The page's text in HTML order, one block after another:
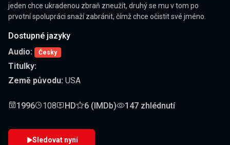
jeden chce ukradenou zbraň zneužít, druhý se mu v tom po
prvotní spolupráci snaží zabránit, čímž chce očistit své jméno.
Dostupné jazyky
Audio:
Česky
Titulky:
Země původu: USA
1996 108 HD 6 (IMDb) 147 zhlédnutí
Sledovat nyní